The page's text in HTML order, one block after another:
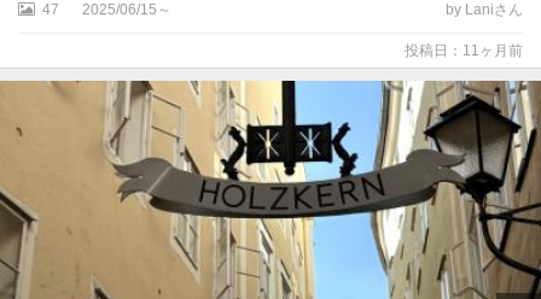
ン
タ
イ
ヤ
ー
47 2025/06/15～ by Laniさん
投稿日：11ヶ月前